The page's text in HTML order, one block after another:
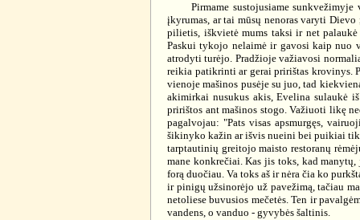
Pirmame sustojusiame sunkvežimyje
įkyrumas, ar tai mūsų nenoras varyti
pilietis, iškvietė mums taksi ir net
Paskui tykojo nelaimė ir gavosi kaip nuo
atrodyti turėjo. Pradžioje važiavosi
reikia patikrinti ar gerai pririštas krovinys.
vienoje mašinos pusėje su juo, tad
akimirkai nusukus akis, Evelina sulaukė
pririštos ant mašinos stogo. Važiuoti likę
pagalvojau: "Pats visas apsmurgęs,
šikinyko kažin ar išvis nueini bei puikiai
tarptautinių greitojo maisto restoranų
mane konkrečiai. Kas jis toks, kad
forą duočiau. Va toks aš ir nėra čia ko
ir pinigų užsinorėjo už pavežimą, tačiau
netoliese buvusios mečetės. Ten ir
vandens, o vanduo - gyvybės šaltinis.